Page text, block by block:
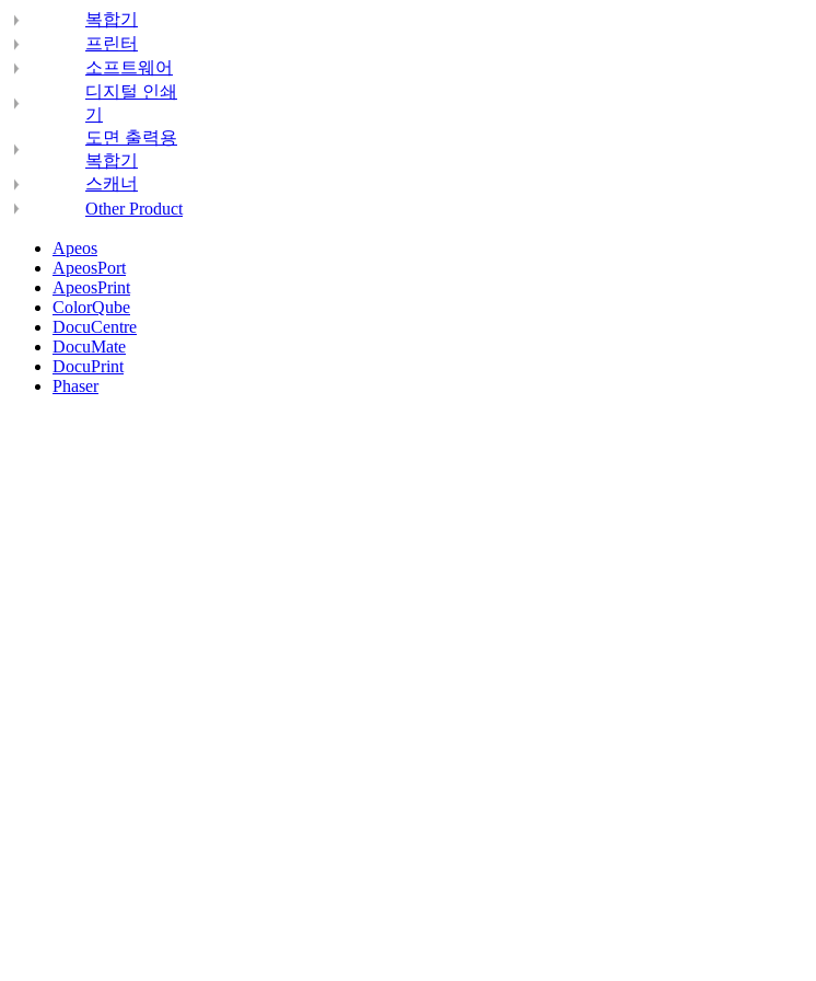
복합기
프린터
소프트웨어
디지털 인쇄
기
도면 출력용
복합기
스캐너
Other Product
Apeos
ApeosPort
ApeosPrint
ColorQube
DocuCentre
DocuMate
DocuPrint
Phaser